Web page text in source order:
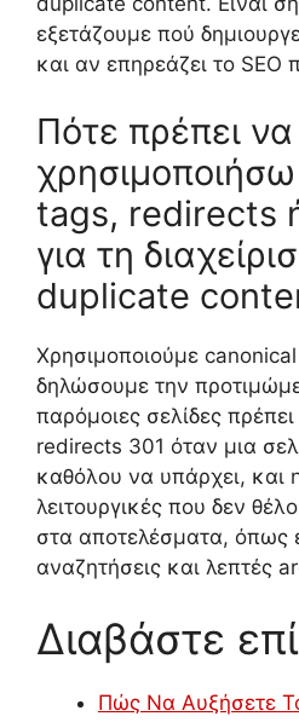
εξετάζουμε πού
και αν επηρεάζει το SEO
Πότε πρέπει να
tags, redirects
για τη
duplicate
Χρησιμοποιούμε
δηλώσουμε την
παρόμοιες σελίδες
redirects 301 όταν μια
καθόλου να υπάρχει, και
λειτουργικές που δεν
στα αποτελέσματα, όπως
αναζητήσεις και λεπτές
Διαβάστε
Πώς Να Αυξήσετε